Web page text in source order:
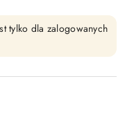
tylko dla zalogowanych